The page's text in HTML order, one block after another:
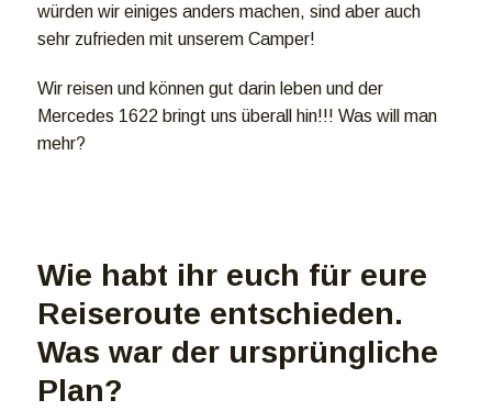
würden wir einiges anders machen, sind aber auch
sehr zufrieden mit unserem Camper!
Wir reisen und können gut darin leben und der
Mercedes 1622 bringt uns überall hin!!! Was will man
mehr?
Wie habt ihr euch für eure
Reiseroute entschieden.
Was war der ursprüngliche
Plan?